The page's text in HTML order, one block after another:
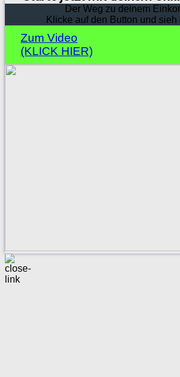
Der Weg zu deinem
Klicke auf den Button und sieh
Zum Video
(KLICK HIER)